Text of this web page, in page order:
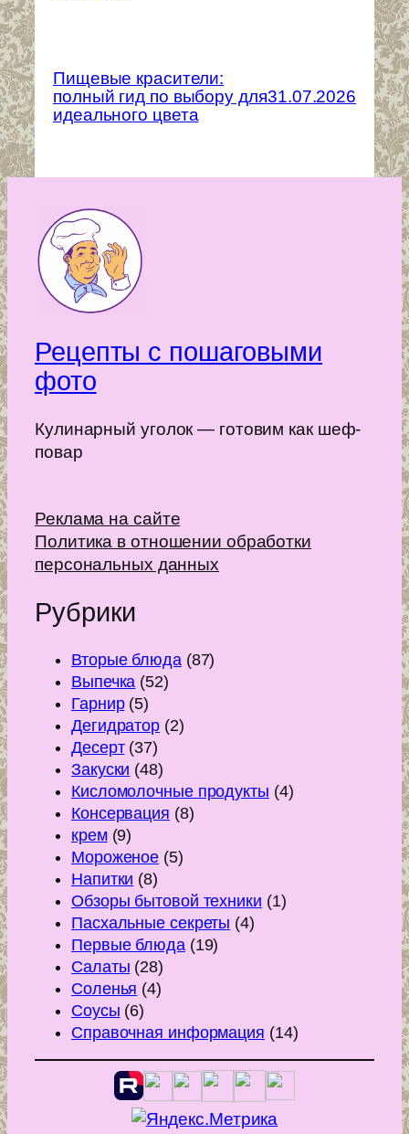
Пищевые красители:
полный гид по выбору для
идеального цвета
31.07.2026
Рецепты с пошаговыми
фото
Кулинарный уголок — готовим как шеф-
повар
Реклама на сайте
Политика в отношении обработки
персональных данных
Рубрики
Вторые блюда(87)
Выпечка (52)
Гарнир(5)
Дегидратор (2)
Десерт(37)
Закуски (48)
Кисломолочные продукты (4)
Консервация (8)
крем(9)
Мороженое (5)
Напитки (8)
Обзоры бытовой техники (1)
Пасхальные секреты (4)
Первые блюда(19)
Салаты (28)
Соленья (4)
Соусы (6)
Справочная информация (14)